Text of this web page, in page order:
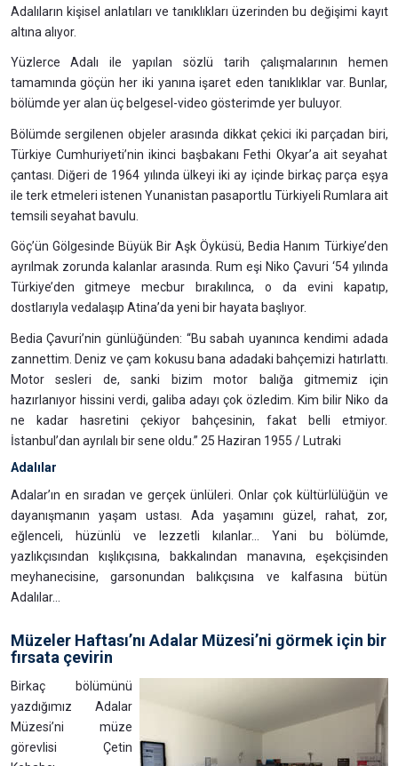
Adalıların kişisel anlatıları ve tanıklıkları üzerinden bu değişimi kayıt
altına alıyor.
Yüzlerce Adalı ile yapılan sözlü tarih çalışmalarının hemen
tamamında göçün her iki yanına işaret eden tanıklıklar var. Bunlar,
bölümde yer alan üç belgesel-video gösterimde yer buluyor.
Bölümde sergilenen objeler arasında dikkat çekici iki parçadan biri,
Türkiye Cumhuriyeti’nin ikinci başbakanı Fethi Okyar’a ait seyahat
çantası. Diğeri de 1964 yılında ülkeyi iki ay içinde birkaç parça eşya
ile terk etmeleri istenen Yunanistan pasaportlu Türkiyeli Rumlara ait
temsili seyahat bavulu.
Göç’ün Gölgesinde Büyük Bir Aşk Öyküsü, Bedia Hanım Türkiye’den
ayrılmak zorunda kalanlar arasında. Rum eşi Niko Çavuri ‘54 yılında
Türkiye’den gitmeye mecbur bırakılınca, o da evini kapatıp,
dostlarıyla vedalaşıp Atina’da yeni bir hayata başlıyor.
Bedia Çavuri’nin günlüğünden: “Bu sabah uyanınca kendimi adada
zannettim. Deniz ve çam kokusu bana adadaki bahçemizi hatırlattı.
Motor sesleri de, sanki bizim motor balığa gitmemiz için
hazırlanıyor hissini verdi, galiba adayı çok özledim. Kim bilir Niko da
ne kadar hasretini çekiyor bahçesinin, fakat belli etmiyor.
İstanbul’dan ayrılalı bir sene oldu.” 25 Haziran 1955 / Lutraki
Adalılar
Adalar’ın en sıradan ve gerçek ünlüleri. Onlar çok kültürlülüğün ve
dayanışmanın yaşam ustası. Ada yaşamını güzel, rahat, zor,
eğlenceli, hüzünlü ve lezzetli kılanlar... Yani bu bölümde,
yazlıkçısından kışlıkçısına, bakkalından manavına, eşekçisinden
meyhanecisine, garsonundan balıkçısına ve kalfasına bütün
Adalılar...
Müzeler Haftası’nı Adalar Müzesi’ni görmek için bir
fırsata çevirin
Birkaç bölümünü
yazdığımız Adalar
Müzesi’ni müze
görevlisi Çetin